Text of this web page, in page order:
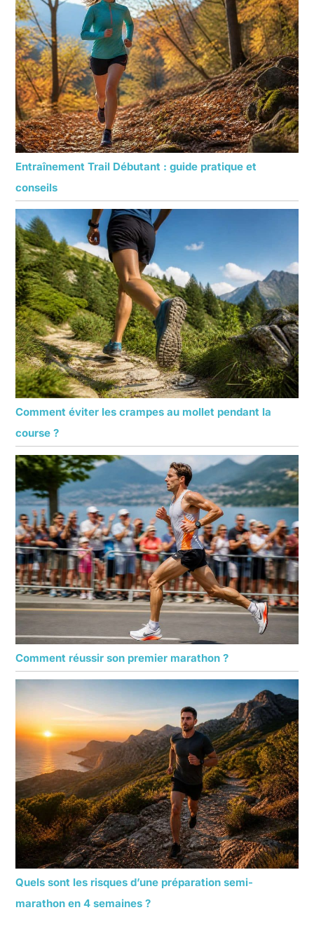
Entraînement Trail Débutant : guide pratique et
conseils
Comment éviter les crampes au mollet pendant la
course ?
Comment réussir son premier marathon ?
Quels sont les risques d’une préparation semi-
marathon en 4 semaines ?